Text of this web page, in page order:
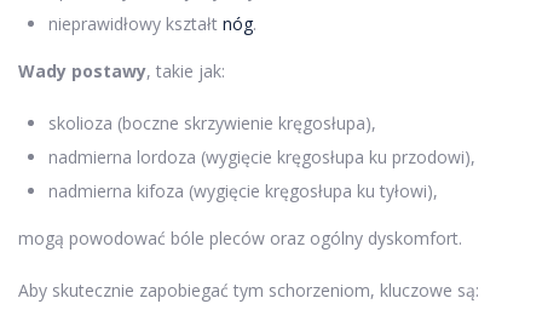
nieprawidłowy kształt nóg.
Wady postawy, takie jak:
skolioza (boczne skrzywienie kręgosłupa),
nadmierna lordoza (wygięcie kręgosłupa ku przodowi),
nadmierna kifoza (wygięcie kręgosłupa ku tyłowi),
mogą powodować bóle pleców oraz ogólny dyskomfort.
Aby skutecznie zapobiegać tym schorzeniom, kluczowe są: